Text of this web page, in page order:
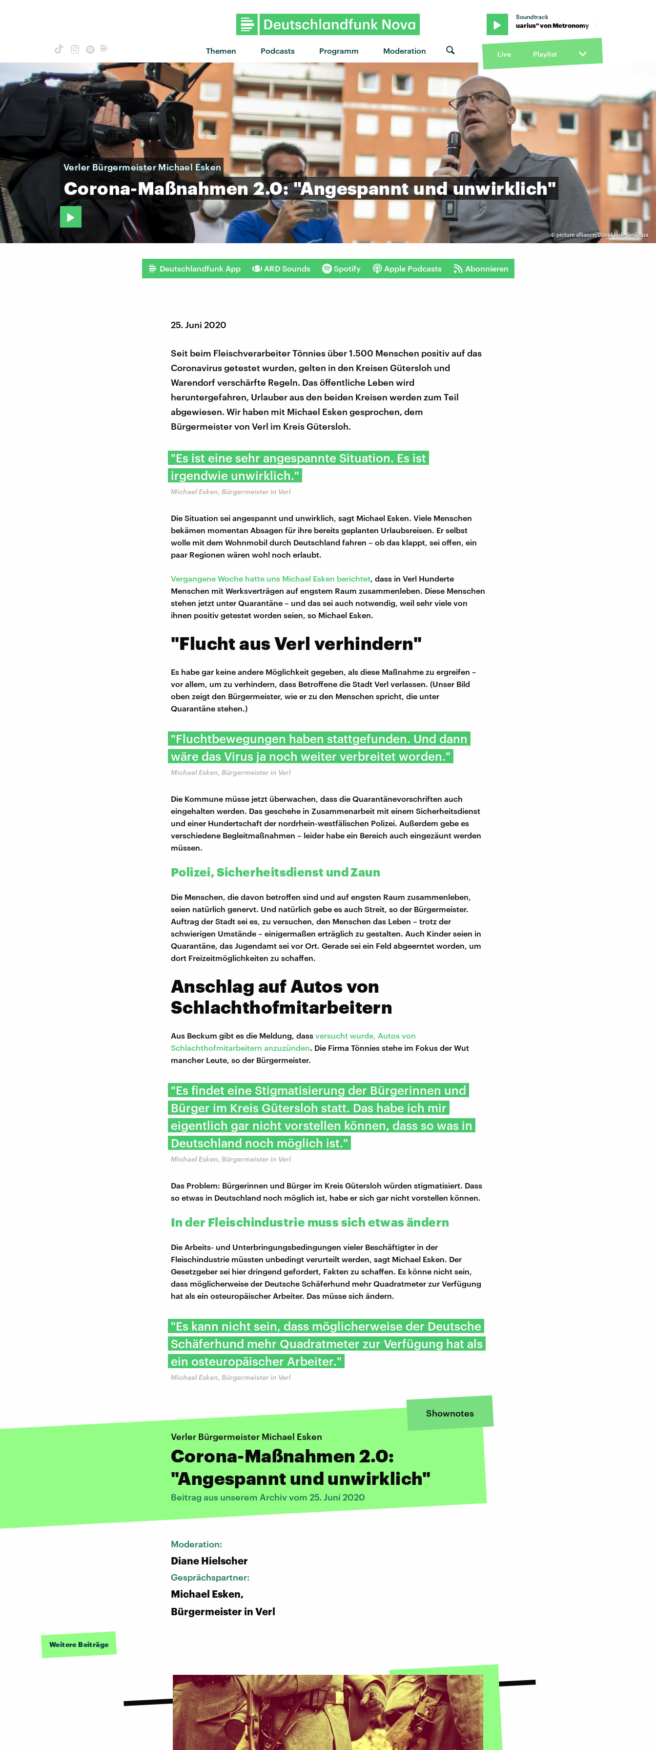
Themen Podcasts Programm Moderation
Soundtrack
"I'm Aquarius" von Metronomy · "I'm Aquarius" von Metronomy · "I'm Aquarius" von
Live Playlist
©picture alliance/David Inderlied/dpa
Verler Bürgermeister Michael Esken
Corona-Maßnahmen 2.0: "Angespannt und unwirklich"
Deutschlandfunk App ARD Sounds Spotify Apple Podcasts Abonnieren
25. Juni 2020
Seit beim Fleischverarbeiter Tönnies über 1.500 Menschen positiv auf das
Coronavirus getestet wurden, gelten in den Kreisen Gütersloh und
Warendorf verschärfte Regeln. Das öffentliche Leben wird
heruntergefahren, Urlauber aus den beiden Kreisen werden zum Teil
abgewiesen. Wir haben mit Michael Esken gesprochen, dem
Bürgermeister von Verl im Kreis Gütersloh.
"Es ist eine sehr angespannte Situation. Es ist
irgendwie unwirklich."
Michael Esken, Bürgermeister in Verl
Die Situation sei angespannt und unwirklich, sagt Michael Esken. Viele Menschen
bekämen momentan Absagen für ihre bereits geplanten Urlaubsreisen. Er selbst
wolle mit dem Wohnmobil durch Deutschland fahren – ob das klappt, sei offen, ein
paar Regionen wären wohl noch erlaubt.
Vergangene Woche hatte uns Michael Esken berichtet, dass in Verl Hunderte
Menschen mit Werksverträgen auf engstem Raum zusammenleben. Diese Menschen
stehen jetzt unter Quarantäne – und das sei auch notwendig, weil sehr viele von
ihnen positiv getestet worden seien, so Michael Esken.
"Flucht aus Verl verhindern"
Es habe gar keine andere Möglichkeit gegeben, als diese Maßnahme zu ergreifen –
vor allem, um zu verhindern, dass Betroffene die Stadt Verl verlassen. (Unser Bild
oben zeigt den Bürgermeister, wie er zu den Menschen spricht, die unter
Quarantäne stehen.)
"Fluchtbewegungen haben stattgefunden. Und dann
wäre das Virus ja noch weiter verbreitet worden."
Michael Esken, Bürgermeister in Verl
Die Kommune müsse jetzt überwachen, dass die Quarantänevorschriften auch
eingehalten werden. Das geschehe in Zusammenarbeit mit einem Sicherheitsdienst
und einer Hundertschaft der nordrhein-westfälischen Polizei. Außerdem gebe es
verschiedene Begleitmaßnahmen – leider habe ein Bereich auch eingezäunt werden
müssen.
Polizei, Sicherheitsdienst und Zaun
Die Menschen, die davon betroffen sind und auf engsten Raum zusammenleben,
seien natürlich genervt. Und natürlich gebe es auch Streit, so der Bürgermeister.
Auftrag der Stadt sei es, zu versuchen, den Menschen das Leben – trotz der
schwierigen Umstände – einigermaßen erträglich zu gestalten. Auch Kinder seien in
Quarantäne, das Jugendamt sei vor Ort. Gerade sei ein Feld abgeerntet worden, um
dort Freizeitmöglichkeiten zu schaffen.
Anschlag auf Autos von
Schlachthofmitarbeitern
Aus Beckum gibt es die Meldung, dass versucht wurde, Autos von
Schlachthofmitarbeitern anzuzünden. Die Firma Tönnies stehe im Fokus der Wut
mancher Leute, so der Bürgermeister.
"Es findet eine Stigmatisierung der Bürgerinnen und
Bürger im Kreis Gütersloh statt. Das habe ich mir
eigentlich gar nicht vorstellen können, dass so was in
Deutschland noch möglich ist."
Michael Esken, Bürgermeister in Verl
Das Problem: Bürgerinnen und Bürger im Kreis Gütersloh würden stigmatisiert. Dass
so etwas in Deutschland noch möglich ist, habe er sich gar nicht vorstellen können.
In der Fleischindustrie muss sich etwas ändern
Die Arbeits- und Unterbringungsbedingungen vieler Beschäftigter in der
Fleischindustrie müssten unbedingt verurteilt werden, sagt Michael Esken. Der
Gesetzgeber sei hier dringend gefordert, Fakten zu schaffen. Es könne nicht sein,
dass möglicherweise der Deutsche Schäferhund mehr Quadratmeter zur Verfügung
hat als ein osteuropäischer Arbeiter. Das müsse sich ändern.
"Es kann nicht sein, dass möglicherweise der Deutsche
Schäferhund mehr Quadratmeter zur Verfügung hat als
ein osteuropäischer Arbeiter."
Michael Esken, Bürgermeister in Verl
Shownotes
Verler Bürgermeister Michael Esken
Corona-Maßnahmen 2.0:
"Angespannt und unwirklich"
Beitrag aus unserem Archiv vom 25. Juni 2020
Moderation:
Diane Hielscher
Gesprächspartner:
Michael Esken,
Bürgermeister in Verl
Weitere Beiträge